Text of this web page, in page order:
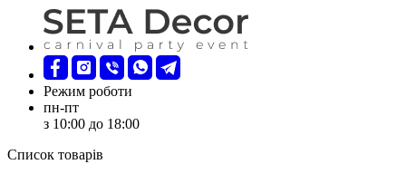
Режим роботи
пн-пт
з 10:00 до 18:00
Список товарів